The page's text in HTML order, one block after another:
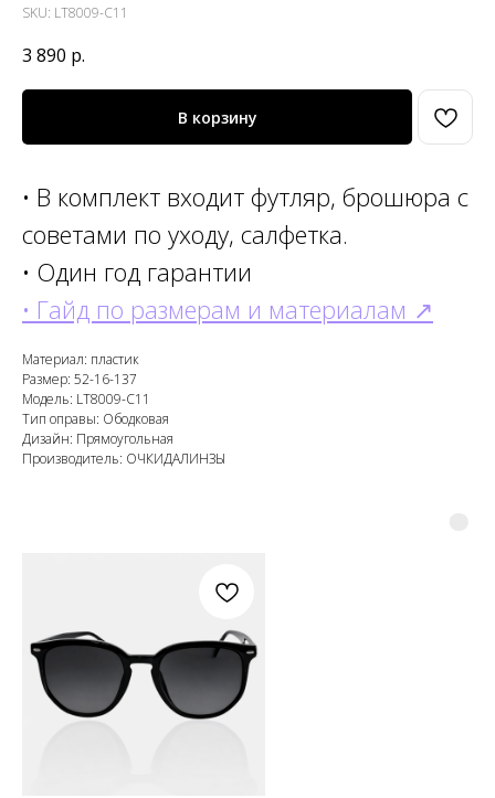
SKU: LT8009-C11
3 890 р.
В корзину
• В комплект входит футляр, брошюра с
советами по уходу, салфетка.
• Один год гарантии
• Гайд по размерам и материалам ↗
Материал: пластик
Размер: 52-16-137
Модель: LT8009-C11
Тип оправы: Ободковая
Дизайн: Прямоугольная
Производитель: ОЧКИДАЛИНЗЫ